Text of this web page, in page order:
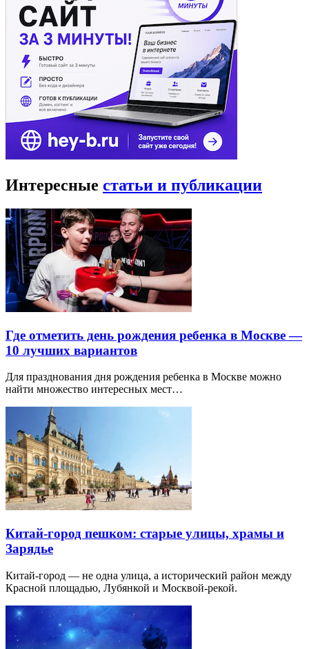
Интересные статьи и публикации
Где отметить день рождения ребенка в Москве —
10 лучших вариантов
Для празднования дня рождения ребенка в Москве можно
найти множество интересных мест…
Китай-город пешком: старые улицы, храмы и
Зарядье
Китай-город — не одна улица, а исторический район между
Красной площадью, Лубянкой и Москвой-рекой.